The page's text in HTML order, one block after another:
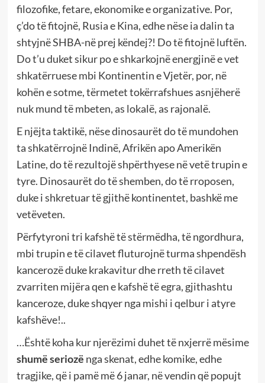
filozofike, fetare, ekonomike e organizative. Por,
ç’do të fitojnë, Rusia e Kina, edhe nëse ia dalin ta
shtyjnë SHBA-në prej këndej?! Do të fitojnë luftën.
Do t’u duket sikur po e shkarkojnë energjinë e vet
shkatërruese mbi Kontinentin e Vjetër, por, në
kohën e sotme, tërmetet tokërrafshues asnjëherë
nuk mund të mbeten, as lokalë, as rajonalë.
E njëjta taktikë, nëse dinosaurët do të mundohen
ta shkatërrojnë Indinë, Afrikën apo Amerikën
Latine, do të rezultojë shpërthyese në vetë trupin e
tyre. Dinosaurët do të shemben, do të rroposen,
duke i shkretuar të gjithë kontinentet, bashkë me
vetëveten.
Përfytyroni tri kafshë të stërmëdha, të ngordhura,
mbi trupin e të cilavet fluturojnë turma shpendësh
kancerozë duke krakavitur dhe rreth të cilavet
zvarriten mijëra qen e kafshë të egra, gjithashtu
kanceroze, duke shqyer nga mishi i qelbur i atyre
kafshëve!..
…Është koha kur njerëzimi duhet të nxjerrë mësime
shumë seriozë nga skenat, edhe komike, edhe
tragjike, që i pamë më 6 janar, në vendin që popujt